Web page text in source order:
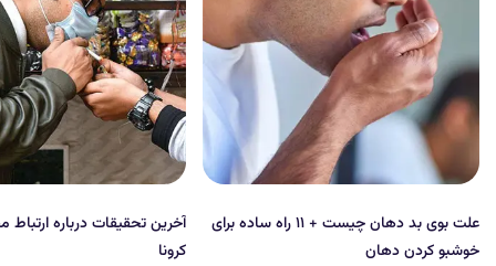
علت بوی بد دهان چیست + ۱۱ راه ساده برای
خوشبو کردن دهان
آخرین تحقیقات درباره
کرونا